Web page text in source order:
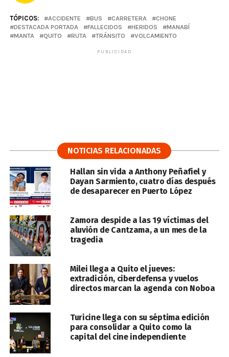
TÓPICOS: ACCIDENTE BUS CARRETERA
CHONE
DESTACADA PORTADA
FALLECIDOS HERIDOS
MANABÍ
MANTA
QUITO RUTA TRÁNSITO VOLCAMIENTO
PUBLICIDAD
NOTICIAS RELACIONADAS
Hallan sin vida a Anthony Peñafiel y
Dayan Sarmiento, cuatro días después
de desaparecer en Puerto López
Zamora despide a las 19 víctimas del
aluvión de Cantzama, a un mes de la
tragedia
Milei llega a Quito el jueves:
extradición, ciberdefensa y vuelos
directos marcan la agenda con Noboa
Turicine llega con su séptima edición
para consolidar a Quito como la
capital del cine independiente